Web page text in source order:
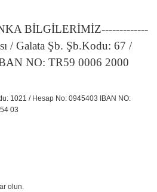
BİLGİLERİMİZ-------------
/ Galata Şb. Şb.Kodu: 67 /
NO: TR59 0006 2000
1021 / Hesap No: 0945403 IBAN NO:
03
olun.